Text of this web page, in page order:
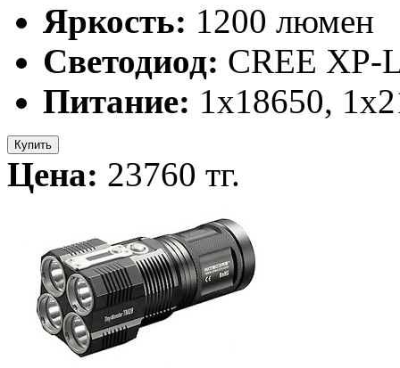
Яркость: 1200 люмен
Светодиод: CREE XP-
Питание: 1x18650,
Купить
Цена: 23760 тг.